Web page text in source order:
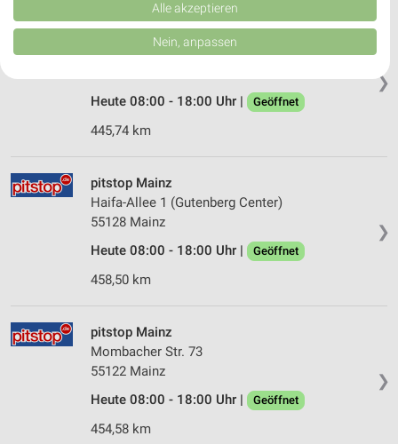
❯
pitstop Wiesbaden
Ostring 2
Heute 08:00 - 18:00 Uhr |
Geöffnet
445,74 km
❯
pitstop Mainz
Haifa-Allee 1 (Gutenberg Center)
55128 Mainz
Heute 08:00 - 18:00 Uhr |
Geöffnet
458,50 km
❯
pitstop Mainz
Mombacher Str. 73
55122 Mainz
Heute 08:00 - 18:00 Uhr |
Geöffnet
454,58 km
Verbesserung der Angebote. Verwendung reduzierter Daten zur Auswahl
von Inhalten.
Daten können außerhalb der Europäischen Union weitergegeben und in die
USA gesendet werden.
Website/App.
Partnerliste anzeigen (1 IAB-Anbieter)
Wir nutzen Ihre Daten für folgende Zwecke:
Speichern von oder Zugriff auf Informationen
auf einem Endgerät
Verwendung reduzierter Daten zur Auswahl von
Werbeanzeigen
Erstellung von Profilen für personalisierte
Verwendung von Profilen zur Auswahl
personalisierter Werbung
von Inhalten
Verwendung von Profilen zur Auswahl
Alle akzeptieren
Nein, anpassen